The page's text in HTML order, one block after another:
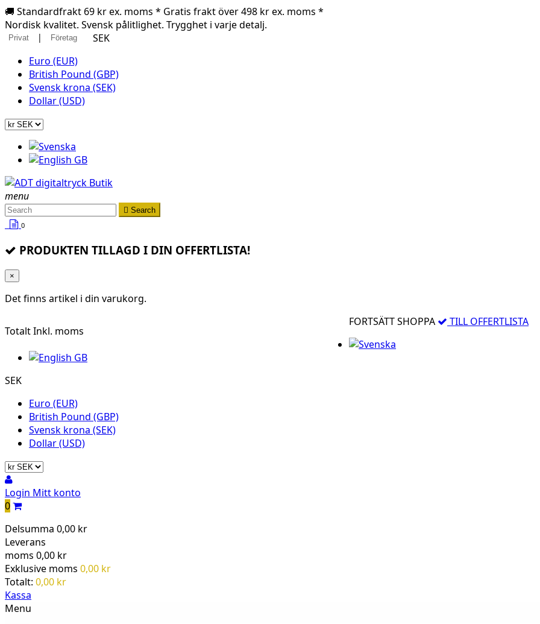
🚚 Standardfrakt 69 kr ex. moms * Gratis frakt över 498 kr ex. moms *
Nordisk kvalitet. Svensk pålitlighet. Trygghet i varje detalj.
Privat | Företag
SEK
Euro (EUR)
British Pound (GBP)
Svensk krona (SEK)
Dollar (USD)
menu
 Search
0
PRODUKTEN TILLAGD I DIN OFFERTLISTA!
×
Det finns artikel i din varukorg.
TotaltInkl. moms
FORTSÄTT SHOPPA TILL OFFERTLISTA
SEK
Euro (EUR)
British Pound (GBP)
Svensk krona (SEK)
Dollar (USD)
Login Mitt konto
0
Delsumma 0,00 kr
Leverans
moms 0,00 kr
Exklusive moms 0,00 kr
Totalt: 0,00 kr
Kassa
Menu